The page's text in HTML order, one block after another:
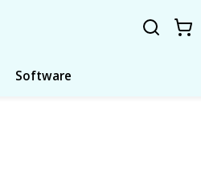
Software